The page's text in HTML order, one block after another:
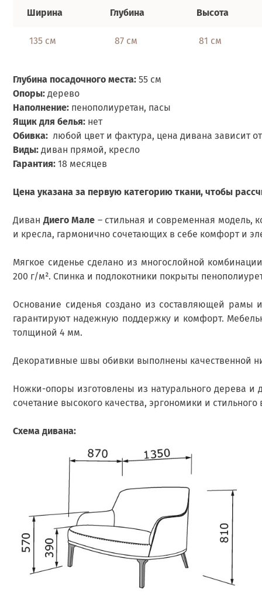
Ширина Глубина Высота
135 см 87 см 81 см
Глубина посадочного места: 55 см
Опоры: дерево
Наполнение: пенополиуретан, пасы
Ящик для белья: нет
Обивка: любой цвет и фактура, цена дивана зависит
Виды: диван прямой, кресло
Гарантия: 18 месяцев
Цена указана за первую категорию ткани, чтобы
ДиванДиего Мале – стильная и современная модель,
и кресла, гармонично сочетающих в себе комфорт и
Мягкое сиденье сделано из многослойной
200 г/м². Спинка и подлокотники покрыты
Основание сиденья создано из составляющей
гарантируют надежную поддержку и комфорт.
толщиной 4 мм.
Декоративные швы обивки выполнены качественной
Ножки-опоры изготовлены из натурального дерева
сочетание высокого качества, эргономики и
Схема дивана: